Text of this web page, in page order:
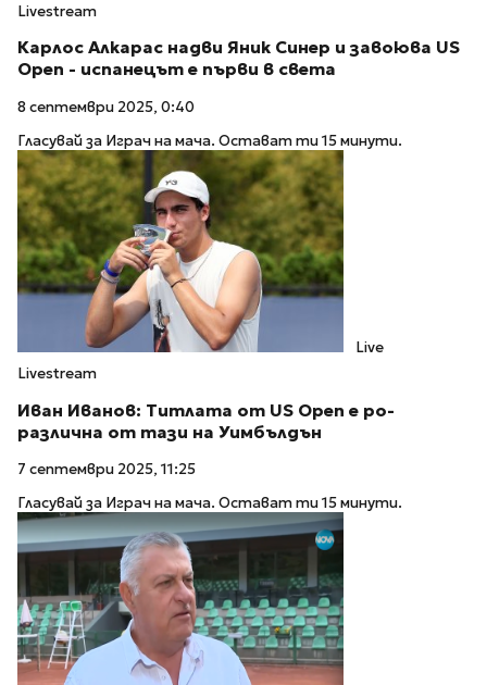
Livestream
Карлос Алкарас надви Яник Синер и завоюва US
Open - испанецът е първи в света
8 септември 2025, 0:40
Гласувай за Играч на мача. Остават ти 15 минути.
Live
Livestream
Иван Иванов: Титлата от US Open e po-
различна от тази на Уимбълдън
7 септември 2025, 11:25
Гласувай за Играч на мача. Остават ти 15 минути.